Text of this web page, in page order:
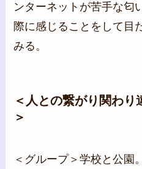
ンターネットが苦手な匂
際に感じることをして目
みる。
＜人との繋がり関わ
＞
＜グループ＞学校と公園